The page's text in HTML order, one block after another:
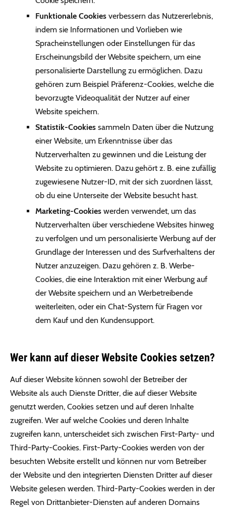
Funktionale Cookies verbessern das Nutzererlebnis,
indem sie Informationen und Vorlieben wie
Spracheinstellungen oder Einstellungen für das
Erscheinungsbild der Website speichern, um eine
personalisierte Darstellung zu ermöglichen. Dazu
gehören zum Beispiel Präferenz-Cookies, welche die
bevorzugte Videoqualität der Nutzer auf einer
Website speichern.
Statistik-Cookies sammeln Daten über die Nutzung
einer Website, um Erkenntnisse über das
Nutzerverhalten zu gewinnen und die Leistung der
Website zu optimieren. Dazu gehört z. B. eine zufällig
zugewiesene Nutzer-ID, mit der sich zuordnen lässt,
ob du eine Unterseite der Website besucht hast.
Marketing-Cookies werden verwendet, um das
Nutzerverhalten über verschiedene Websites hinweg
zu verfolgen und um personalisierte Werbung auf der
Grundlage der Interessen und des Surfverhaltens der
Nutzer anzuzeigen. Dazu gehören z. B. Werbe-
Cookies, die eine Interaktion mit einer Werbung auf
der Website speichern und an Werbetreibende
weiterleiten, oder ein Chat-System für Fragen vor
dem Kauf und den Kundensupport.
Wer kann auf dieser Website Cookies setzen?
Auf dieser Website können sowohl der Betreiber der
Website als auch Dienste Dritter, die auf dieser Website
genutzt werden, Cookies setzen und auf deren Inhalte
zugreifen. Wer auf welche Cookies und deren Inhalte
zugreifen kann, unterscheidet sich zwischen First-Party- und
Third-Party-Cookies. First-Party-Cookies werden von der
besuchten Website erstellt und können nur vom Betreiber
der Website und den integrierten Diensten Dritter auf dieser
Website gelesen werden. Third-Party-Cookies werden in der
Regel von Drittanbieter-Diensten auf anderen Domains